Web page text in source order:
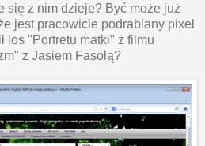
się z nim dzieje? Być może już
jest pracowicie podrabiany pixel
los "Portretu matki" z filmu
z Jasiem Fasolą?